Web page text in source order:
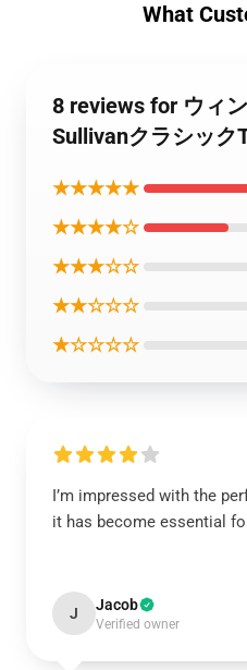
What
8 reviews for ウィ
Sullivanクラシック
★★★★★
★★★★☆
★★★☆☆
★★☆☆☆
★☆☆☆☆
I’m impressed with the
it has become essential
J Jacob
Verified owner